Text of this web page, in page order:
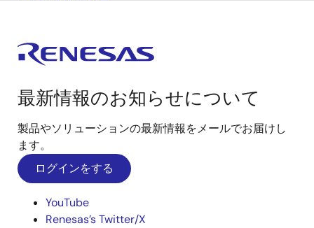
最新情報のお知らせについて
製品やソリューションの最新情報をメールでお届けし
ます。
ログインをする
YouTube
Renesas’s Twitter/X